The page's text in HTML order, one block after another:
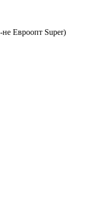
Евроопт Super)